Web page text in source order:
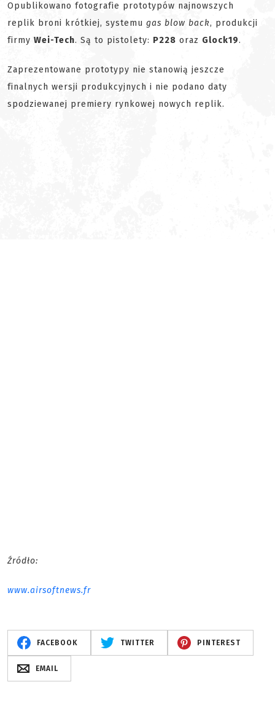
Opublikowano fotografie prototypów najnowszych
replik broni krótkiej, systemu gas blow back, produkcji
firmy Wei-Tech. Są to pistolety: P228 oraz Glock19.
Zaprezentowane prototypy nie stanowią jeszcze
finalnych wersji produkcyjnych i nie podano daty
spodziewanej premiery rynkowej nowych replik.
Źródło:
www.airsoftnews.fr
FACEBOOK TWITTER PINTEREST
EMAIL